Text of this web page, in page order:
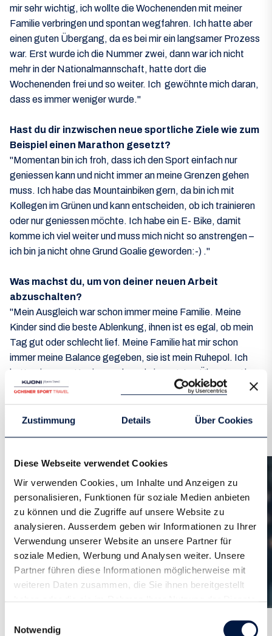
Zustimmung Details Über Cookies
Diese Webseite verwendet Cookies
Wir verwenden Cookies, um Inhalte und Anzeigen zu
personalisieren, Funktionen für soziale Medien anbieten
zu können und die Zugriffe auf unsere Website zu
analysieren. Ausserdem geben wir Informationen zu Ihrer
Verwendung unserer Website an unsere Partner für
soziale Medien, Werbung und Analysen weiter. Unsere
Partner führen diese Informationen möglicherweise mit
weiteren Daten zusammen, die Sie ihnen bereitgestellt
Notwendig
mir sehr wichtig, ich wollte die Wochenenden mit meiner
Familie verbringen und spontan wegfahren. Ich hatte aber
einen guten Übergang, da es bei mir ein langsamer Prozess
war. Erst wurde ich die Nummer zwei, dann war ich nicht
mehr in der Nationalmannschaft, hatte dort die
Wochenenden frei und so weiter. Ich gewöhnte mich daran,
dass es immer weniger wurde."
Hast du dir inzwischen neue sportliche Ziele wie zum
Beispiel einen Marathon gesetzt?
"Momentan bin ich froh, dass ich den Sport einfach nur
geniessen kann und nicht immer an meine Grenzen gehen
muss. Ich habe das Mountainbiken gern, da bin ich mit
Kollegen im Grünen und kann entscheiden, ob ich trainieren
oder nur geniessen möchte. Ich habe ein E- Bike, damit
komme ich viel weiter und muss mich nicht so anstrengen –
ich bin ja nicht ohne Grund Goalie geworden:-) ."
Was machst du, um von deiner neuen Arbeit
abzuschalten?
"Mein Ausgleich war schon immer meine Familie. Meine
Kinder sind die beste Ablenkung, ihnen ist es egal, ob mein
Tag gut oder schlecht lief. Meine Familie hat mir schon
immer meine Balance gegeben, sie ist mein Ruhepol. Ich
hatte ein super Karriereende und einen guten Übergang in
die Berufswelt, wofür ich sehr dankbar bin. Deshalb stimmt
es jetzt so für mich, meine neuen Kollegen sind mein neues
Team, und ich mag sie sehr."